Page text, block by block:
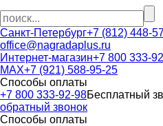
Санкт-Петербург+7 (812) 448-
office@nagradaplus.ru
Интернет-магазин+7 800 333-
MAX+7 (921) 588-95-25
Способы оплаты
+7 800 333-92-98Бесплатный
обратный звонок
Способы оплаты